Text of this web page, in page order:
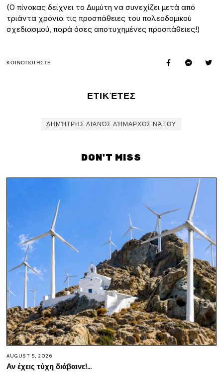
(O πίνακας δείχνει το Δυμύτη να συνεχίζει μετά από
τριάντα χρόνια τις προσπάθειες του πολεοδομικού
σχεδιασμού, παρά όσες αποτυχημένες προσπάθειες!)
ΚΟΙΝΟΠΟΙΉΣΤΕ
ΕΤΙΚΈΤΕΣ
ΔΗΜΉΤΡΗΣ ΛΙΑΝΌΣ ΔΉΜΑΡΧΟΣ ΝΆΞΟΥ
DON'T MISS
AUGUST 5, 2026
Αν έχεις τύχη διάβαινε!…